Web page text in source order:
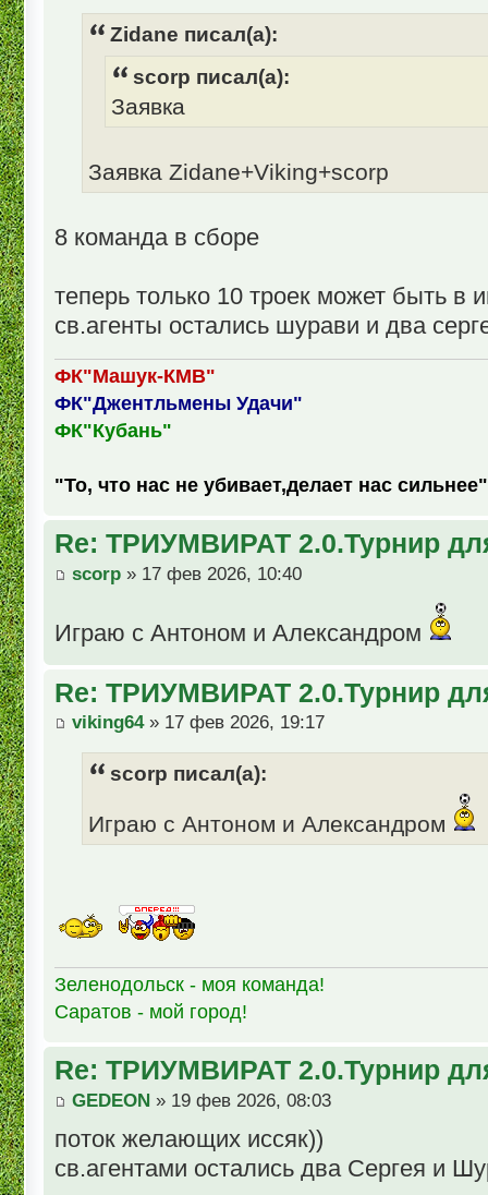
Zidane писал(а):
scorp писал(а):
Заявка
Заявка Zidane+Viking+scorp
8 команда в сборе
теперь только 10 троек может быть в
св.агенты остались шурави и два
ФК"Машук-КМВ"
ФК"Джентльмены Удачи"
ФК"Кубань"
"То, что нас не убивает,делает нас сильнее"
Re: ТРИУМВИРАТ 2.0.Турнир
scorp » 17 фев 2026, 10:40
Играю с Антоном и Александром
Re: ТРИУМВИРАТ 2.0.Турнир
viking64» 17 фев 2026, 19:17
scorp писал(а):
Играю с Антоном и Александром
Зеленодольск - моя команда!
Саратов - мой город!
Re: ТРИУМВИРАТ 2.0.Турнир
GEDEON » 19 фев 2026, 08:03
поток желающих иссяк))
св.агентами остались два Сергея и